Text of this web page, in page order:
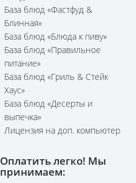
База блюд «Фастфуд &
Блинная»
База блюд «Блюда к пиву»
База блюд «Правильное
питание»
База блюд «Гриль & Стейк
Хаус»
База блюд «Десерты и
выпечка»
Лицензия на доп. компьютер
Оплатить легко! Мы
принимаем: